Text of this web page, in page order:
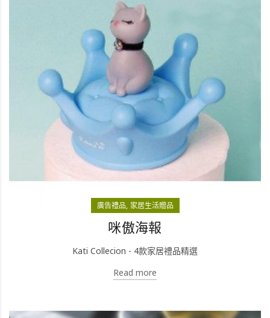
廣告禮品 家居生活贈品
咪傲海報
Kati Collecion - 4款家居禮品精選
Read more